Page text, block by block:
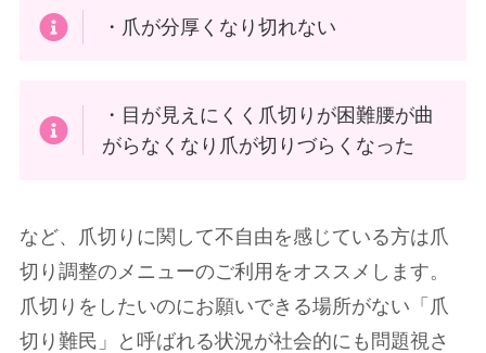
・爪が分厚くなり切れない
・目が見えにくく爪切りが困難腰が曲
がらなくなり爪が切りづらくなった
など、爪切りに関して不自由を感じている方は爪
切り調整のメニューのご利用をオススメします。
爪切りをしたいのにお願いできる場所がない「爪
切り難民」と呼ばれる状況が社会的にも問題視さ